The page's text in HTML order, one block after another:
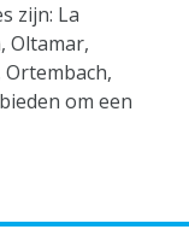
zijn: La
Oltamar,
Ortembach,
om een